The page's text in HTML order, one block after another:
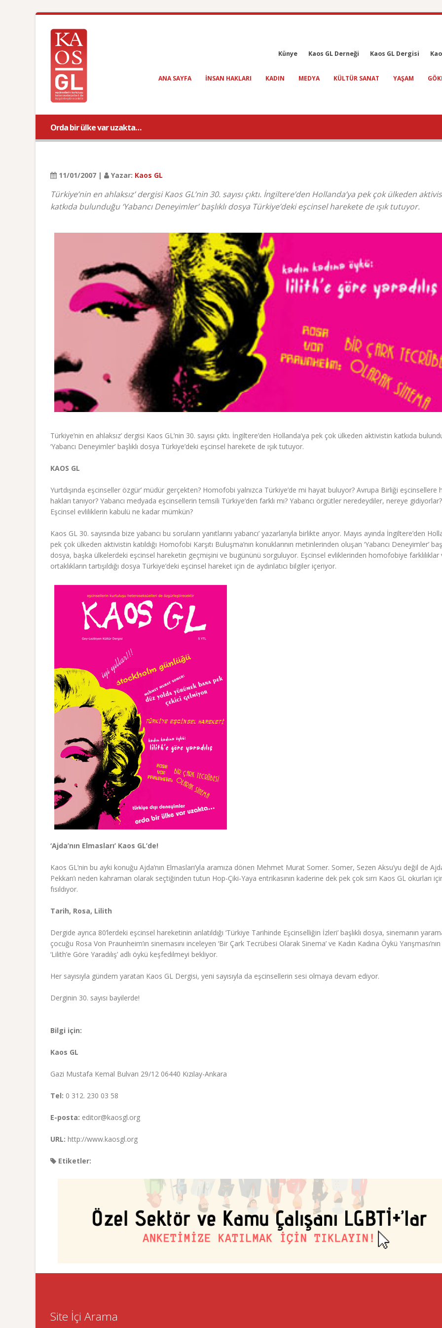
Künye Kaos GL Derneği Kaos GL Dergisi
ANA SAYFA INSAN HAKLARI KADIN MEDYA KÜLTÜR SANAT YAŞAM
Orda bir ülke var uzakta…
11/01/2007 | Yazar: Kaos GL
Türkiye’nin en ahlaksız’ dergisi Kaos GL’nin 30. sayısı çıktı. İngiltere’den Hollanda’ya pek çok ülkeden
katkıda bulunduğu ‘Yabancı Deneyimler’ başlıklı dosya Türkiye’deki eşcinsel harekete de ışık tutuyor.
Türkiye’nin en ahlaksız’ dergisi Kaos GL’nin 30. sayısı çıktı. İngiltere’den Hollanda’ya pek çok ülkeden aktivistin katkıda
‘Yabancı Deneyimler’ başlıklı dosya Türkiye’deki eşcinsel harekete de ışık tutuyor.
KAOS GL
Yurtdışında eşcinseller özgür’ müdür gerçekten? Homofobi yalnızca Türkiye’de mi hayat buluyor? Avrupa Birliği eşcinsellere
hakları tanıyor? Yabancı medyada eşcinsellerin temsili Türkiye’den farklı mı? Yabancı örgütler neredeydiler, nereye gidiyorlar?
Eşcinsel evliliklerin kabulü ne kadar mümkün?
Kaos GL 30. sayısında bize yabancı bu soruların yanıtlarını yabancı’ yazarlarıyla birlikte arıyor. Mayıs ayında İngiltere’den
pek çok ülkeden aktivistin katıldığı Homofobi Karşıtı Buluşma’nın konuklarının metinlerinden oluşan ‘Yabancı Deneyimler’
dosya, başka ülkelerdeki eşcinsel hareketin geçmişini ve bugününü sorguluyor. Eşcinsel evliklerinden homofobiye farklılıklar
ortaklıkların tartışıldığı dosya Türkiye’deki eşcinsel hareket için de aydınlatıcı bilgiler içeriyor.
‘Ajda’nın Elmasları’ Kaos GL’de!
Kaos GL’nin bu ayki konuğu Ajda’nın Elmasları’yla aramıza dönen Mehmet Murat Somer. Somer, Sezen Aksu’yu değil de
Pekkan’ı neden kahraman olarak seçtiğinden tutun Hop-Çiki-Yaya entrikasının kaderine dek pek çok sırrı Kaos GL okurları
fısıldıyor.
Tarih, Rosa, Lilith
Dergide ayrıca 80’lerdeki eşcinsel hareketinin anlatıldığı ‘Türkiye Tarihinde Eşcinselliğin İzleri’ başlıklı dosya, sinemanın
çocuğu Rosa Von Praunheim’ın sinemasını inceleyen ‘Bir Çark Tecrübesi Olarak Sinema’ ve Kadın Kadına Öykü
‘Lilith’e Göre Yaradılış’ adlı öykü keşfedilmeyi bekliyor.
Her sayısıyla gündem yaratan Kaos GL Dergisi, yeni sayısıyla da eşcinsellerin sesi olmaya devam ediyor.
Derginin 30. sayısı bayilerde!
Bilgi için:
Kaos GL
Gazi Mustafa Kemal Bulvarı 29/12 06440 Kızılay-Ankara
Tel: 0 312. 230 03 58
E-posta: editor@kaosgl.org
URL: http://www.kaosgl.org
Etiketler:
Site İçi Arama